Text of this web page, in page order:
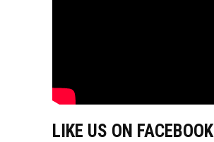
LIKE US ON FACEBOOK